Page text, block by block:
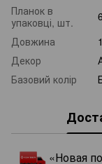
Планок в
упаковці, шт.
Довжина
Декор
Базовий колір
«Новая